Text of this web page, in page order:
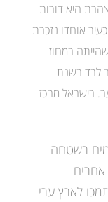
היא דורות
אוחדו נזכרת
במחוז
לבד בשנת
בישראל מרכז
בשטחה
אחרים
לארץ ערי